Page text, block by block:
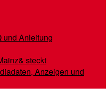
und Anleitung
steckt
Anzeigen und